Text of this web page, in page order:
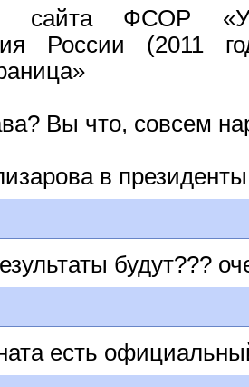
сайта ФСОР
России (2011
Вы что, совсем
в
будут???
есть